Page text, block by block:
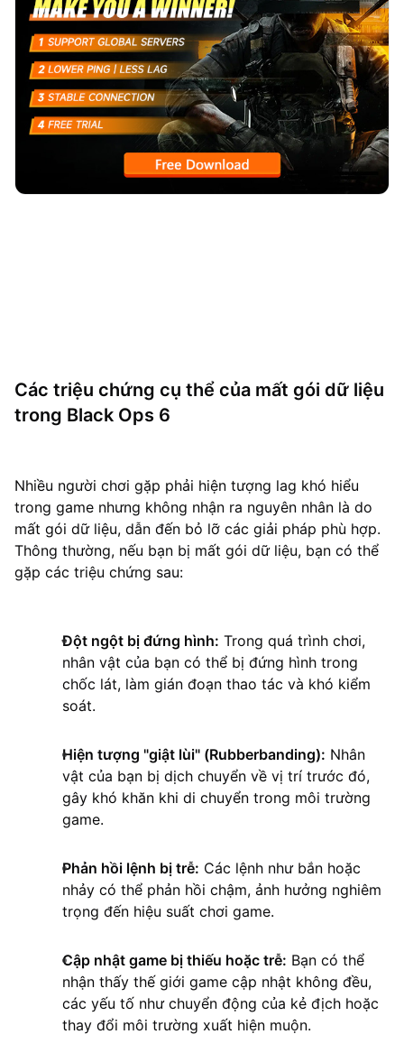
Các triệu chứng cụ thể của mất gói dữ liệu
trong Black Ops 6
Nhiều người chơi gặp phải hiện tượng lag khó hiểu
trong game nhưng không nhận ra nguyên nhân là do
mất gói dữ liệu, dẫn đến bỏ lỡ các giải pháp phù hợp.
Thông thường, nếu bạn bị mất gói dữ liệu, bạn có thể
gặp các triệu chứng sau:
Đột ngột bị đứng hình: Trong quá trình chơi,
nhân vật của bạn có thể bị đứng hình trong
chốc lát, làm gián đoạn thao tác và khó kiểm
soát.
Hiện tượng "giật lùi" (Rubberbanding): Nhân
vật của bạn bị dịch chuyển về vị trí trước đó,
gây khó khăn khi di chuyển trong môi trường
game.
Phản hồi lệnh bị trễ: Các lệnh như bắn hoặc
nhảy có thể phản hồi chậm, ảnh hưởng nghiêm
trọng đến hiệu suất chơi game.
Cập nhật game bị thiếu hoặc trễ: Bạn có thể
nhận thấy thế giới game cập nhật không đều,
các yếu tố như chuyển động của kẻ địch hoặc
thay đổi môi trường xuất hiện muộn.